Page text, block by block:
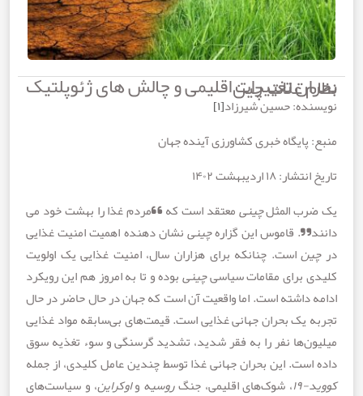
و چالش های ژئوپلتیک نظام غلات چین
حسین شیرزاد[۱]
خبری کشاورزی آینده جهان
اردیبهشت ۱۴۰۲
المثلچینی معتقد است که “مردم غذا را بهشت ​​خود می
قاموس این گزاره چینی نشان دهنده اهمیت امنیت غذایی
است. چنانکه برای هزاران سال، امنیت غذایی یک اولویت
برای مقامات سیاسیچینیبوده و تا به امروز هم این رویکرد
داشته است. اما واقعیت آن است که جهان در حال حاضر در حال
یک بحران جهانی غذایی است. قیمت‌های بی‌سابقه مواد غذایی
نفر را به فقر شدید، تشدید گرسنگی و سوء تغذیه سوق
این بحران جهانی غذا توسط چندین عامل کلیدی، از جمله
، شوک‌های اقلیمی، جنگروسیهواوکراین، و سیاست‌های